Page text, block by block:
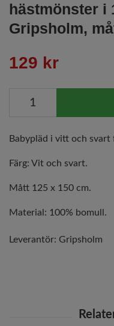
hästmönster i
Gripsholm,
129 kr
Babypläd i vitt och svart
Färg: Vit och svart.
Mått 125 x 150 cm.
Material: 100% bomull.
Leverantör: Gripsholm